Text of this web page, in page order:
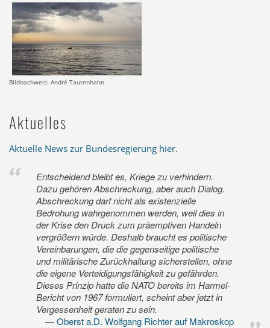
Bildnachweis: André Tautenhahn
Aktuelles
Aktuelle News zur Bundesregierung hier.
Entscheidend bleibt es, Kriege zu verhindern.
Dazu gehören Abschreckung, aber auch Dialog.
Abschreckung darf nicht als existenzielle
Bedrohung wahrgenommen werden, weil dies in
der Krise den Druck zum präemptiven Handeln
vergrößern würde. Deshalb braucht es politische
Vereinbarungen, die die gegenseitige politische
und militärische Zurückhaltung sicherstellen, ohne
die eigene Verteidigungsfähigkeit zu gefährden.
Dieses Prinzip hatte die NATO bereits im Harmel-
Bericht von 1967 formuliert, scheint aber jetzt in
Vergessenheit geraten zu sein.
Oberst a.D. Wolfgang Richter auf Makroskop